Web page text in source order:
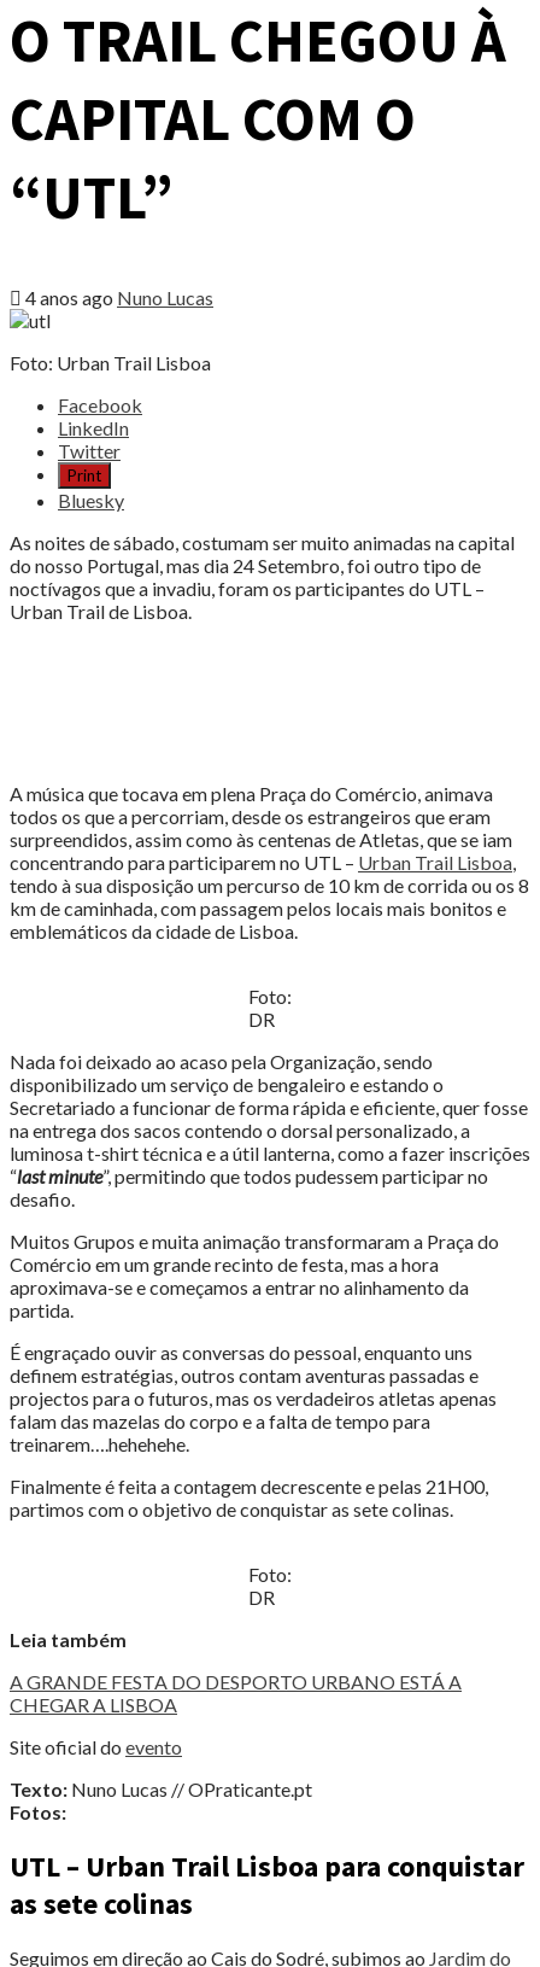
O TRAIL CHEGOU À
CAPITAL COM O
“UTL”
4 anos ago Nuno Lucas
Foto: Urban Trail Lisboa
Share
post
TRAIL
CHEGOU
À
CAPITAL
COM
O
Facebook
LinkedIn
Twitter
Print
Bluesky
As noites de sábado, costumam ser muito animadas na capital
do nosso Portugal, mas dia 24 Setembro, foi outro tipo de
noctívagos que a invadiu, foram os participantes do UTL –
Urban Trail de Lisboa.
A música que tocava em plena Praça do Comércio, animava
todos os que a percorriam, desde os estrangeiros que eram
surpreendidos, assim como às centenas de Atletas, que se iam
concentrando para participarem no UTL – Urban Trail Lisboa,
tendo à sua disposição um percurso de 10 km de corrida ou os 8
km de caminhada, com passagem pelos locais mais bonitos e
emblemáticos da cidade de Lisboa.
Foto:
DR
Nada foi deixado ao acaso pela Organização, sendo
disponibilizado um serviço de bengaleiro e estando o
Secretariado a funcionar de forma rápida e eficiente, quer fosse
na entrega dos sacos contendo o dorsal personalizado, a
luminosa t-shirt técnica e a útil lanterna, como a fazer inscrições
“last minute”, permitindo que todos pudessem participar no
desafio.
Muitos Grupos e muita animação transformaram a Praça do
Comércio em um grande recinto de festa, mas a hora
aproximava-se e começamos a entrar no alinhamento da
partida.
É engraçado ouvir as conversas do pessoal, enquanto uns
definem estratégias, outros contam aventuras passadas e
projectos para o futuros, mas os verdadeiros atletas apenas
falam das mazelas do corpo e a falta de tempo para
treinarem….hehehehe.
Finalmente é feita a contagem decrescente e pelas 21H00,
partimos com o objetivo de conquistar as sete colinas.
Foto:
DR
Leia também
A GRANDE FESTA DO DESPORTO URBANO ESTÁ A
CHEGAR A LISBOA
Site oficial do evento
Texto: Nuno Lucas // OPraticante.pt
Fotos:
UTL – Urban Trail Lisboa para conquistar
as sete colinas
Seguimos em direção ao Cais do Sodré, subimos ao Jardim do